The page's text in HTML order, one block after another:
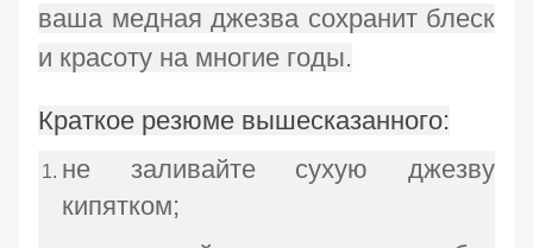
ваша медная джезва сохранит блеск
и красоту на многие годы.
Краткое резюме вышесказанного:
не заливайте сухую джезву
кипятком;